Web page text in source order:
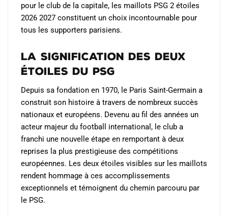
pour le club de la capitale, les maillots PSG 2 étoiles
2026 2027 constituent un choix incontournable pour
tous les supporters parisiens.
La signification des deux
étoiles du PSG
Depuis sa fondation en 1970, le Paris Saint-Germain a
construit son histoire à travers de nombreux succès
nationaux et européens. Devenu au fil des années un
acteur majeur du football international, le club a
franchi une nouvelle étape en remportant à deux
reprises la plus prestigieuse des compétitions
européennes. Les deux étoiles visibles sur les maillots
rendent hommage à ces accomplissements
exceptionnels et témoignent du chemin parcouru par
le PSG.